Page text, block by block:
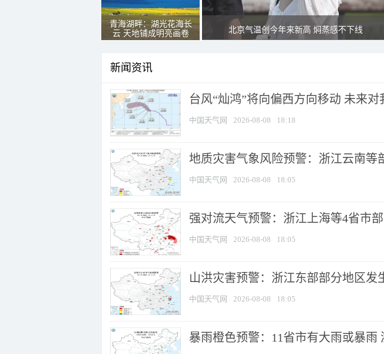
青海湖畔：湖光花海长
云 天地铺成明亮画卷
北京气温创今年来新高 焖蒸感不下线
新闻资讯
台风“灿鸿”将向偏西方向移动 未来对
中国天气网 2026-08-08 18:18
地质灾害气象风险预警：浙江云南等
中国天气网 2026-08-08 18:05
强对流天气预警：浙江上海等4省市
中国天气网 2026-08-08 18:05
山洪灾害预警：浙江东部部分地区发
中国天气网 2026-08-08 18:05
暴雨橙色预警：11省市有大雨或暴雨